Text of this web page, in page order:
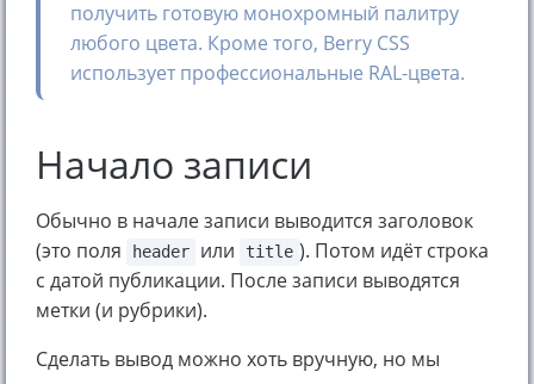
получить готовую монохромный палитру
любого цвета. Кроме того, Berry CSS
использует профессиональные RAL-цвета.
Начало записи
Обычно в начале записи выводится заголовок
(это поля
header или title ). Потом идёт строка
с датой публикации. После записи выводятся
метки (и рубрики).
Сделать вывод можно хоть вручную, но мы